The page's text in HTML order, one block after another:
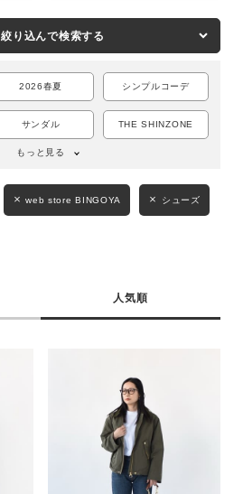
詳細検索
絞り込んで検索する
2026春夏 シンプルコーデ
サンダル THE SHINZONE
もっと見る
web store BINGOYA シューズ
人気順